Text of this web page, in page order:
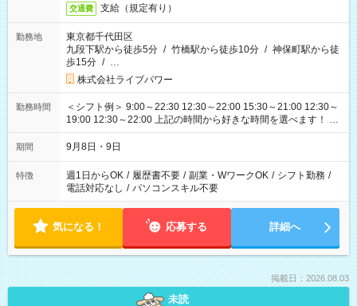
交通費 支給（規定有り）
勤務地
東京都千代田区
九段下駅から徒歩5分 / 竹橋駅から徒歩10分 / 神保町駅から徒
歩15分 / …
株式会社ライブパワー
勤務時間
＜シフト例＞ 9:00～22:30 12:30～22:00 15:30～21:00 12:30～
19:00 12:30～22:00 上記の時間から好きな時間を選べます！ ※
時間は変更となる可能性があります
期間 9月8日・9日
特徴 週1日からOK / 履歴書不要 / 副業・WワークOK / シフト勤務 /
電話対応なし / パソコンスキル不要
気になる！ 応募する 詳細へ
掲載日：2026.08.03
未読